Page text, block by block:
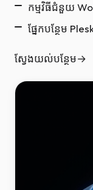
កម្មវិធីជំនួយ
ផ្នែកបន្ថែម
ស្វែងយល់បន្ថែម